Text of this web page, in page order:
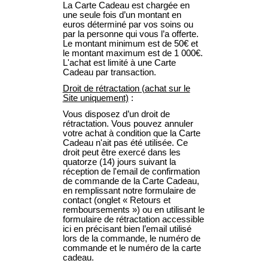
La Carte Cadeau est chargée en
une seule fois d’un montant en
euros déterminé par vos soins ou
par la personne qui vous l’a offerte.
Le montant minimum est de 50€ et
le montant maximum est de 1 000€.
L'achat est limité à une Carte
Cadeau par transaction.
Droit de rétractation (achat sur le
Site uniquement) :
Vous disposez d’un droit de
rétractation. Vous pouvez annuler
votre achat à condition que la Carte
Cadeau n'ait pas été utilisée. Ce
droit peut être exercé dans les
quatorze (14) jours suivant la
réception de l'email de confirmation
de commande de la Carte Cadeau,
en remplissant notre formulaire de
contact (onglet « Retours et
remboursements ») ou en utilisant le
formulaire de rétractation accessible
ici en précisant bien l’email utilisé
lors de la commande, le numéro de
commande et le numéro de la carte
cadeau.